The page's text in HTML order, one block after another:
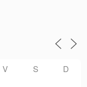
V S D